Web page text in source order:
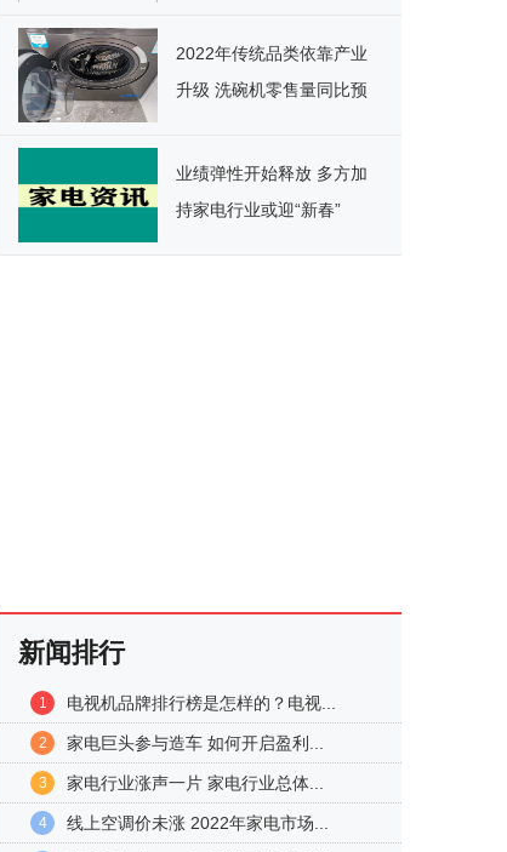
2022年传统品类依靠产业
升级 洗碗机零售量同比预
业绩弹性开始释放 多方加
持家电行业或迎“新春”
新闻排行
1 电视机品牌排行榜是怎样的？电视...
2 家电巨头参与造车 如何开启盈利...
3 家电行业涨声一片 家电行业总体...
4 线上空调价未涨 2022年家电市场...